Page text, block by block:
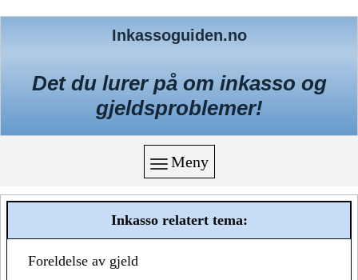
Inkassoguiden.no
Det du lurer på om inkasso og
gjeldsproblemer!
Meny
Inkasso relatert tema:
Foreldelse av gjeld